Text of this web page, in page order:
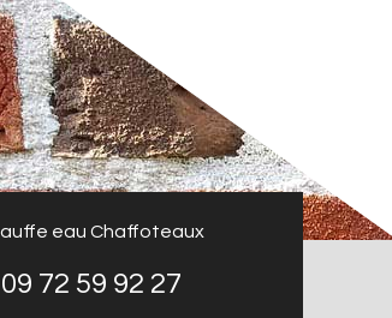
eau Chaffoteaux
09 72 59 92 27